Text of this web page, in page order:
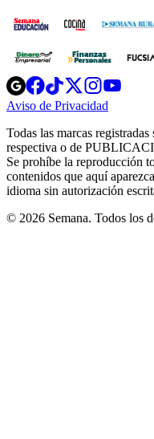
Opens
in
new
Opens
in
new
Opens
in
new
window
Opens
new
window
Aviso de Privacidad
new
window
Todas las marcas
respectiva o de
Se prohíbe la reproducción
contenidos que aquí
idioma sin autorización
© 2026 Semana. Todos los